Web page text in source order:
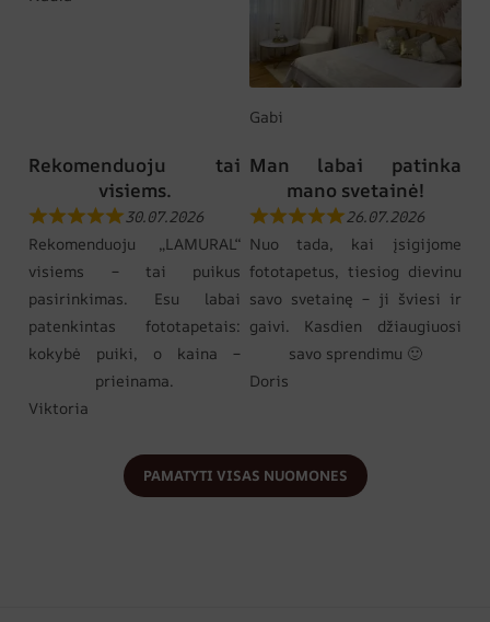
Gabi
Rekomenduoju tai
visiems.
30.07.2026
Rekomenduoju „LAMURAL“
visiems – tai puikus
pasirinkimas. Esu labai
patenkintas fototapetais:
kokybė puiki, o kaina –
prieinama.
Viktoria
Man labai patinka
mano svetainė!
26.07.2026
Nuo tada, kai įsigijome
fototapetus, tiesiog dievinu
savo svetainę – ji šviesi ir
gaivi. Kasdien džiaugiuosi
savo sprendimu 🙂
Doris
PAMATYTI VISAS NUOMONES